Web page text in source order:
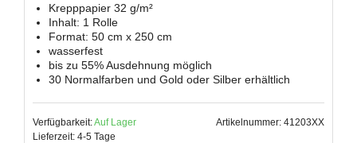
Krepppapier 32 g/m²
Inhalt: 1 Rolle
Format: 50 cm x 250 cm
wasserfest
bis zu 55% Ausdehnung möglich
30 Normalfarben und Gold oder Silber erhältlich
Verfügbarkeit:Auf Lager
Lieferzeit: 4-5 Tage
Artikelnummer: 41203XX